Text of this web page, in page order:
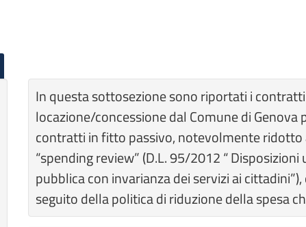
In questa sottosezione sono riportati i
locazione/concessione dal Comune di
contratti in fitto passivo, notevolmente ridotto
“spending review” (D.L. 95/2012 “
pubblica con invarianza dei servizi ai
seguito della politica di riduzione della spesa